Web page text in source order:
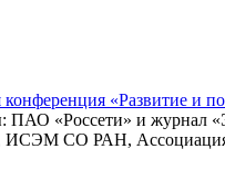
«Развитие и
ПАО «Россети» и
СО РАН, Ассоциация